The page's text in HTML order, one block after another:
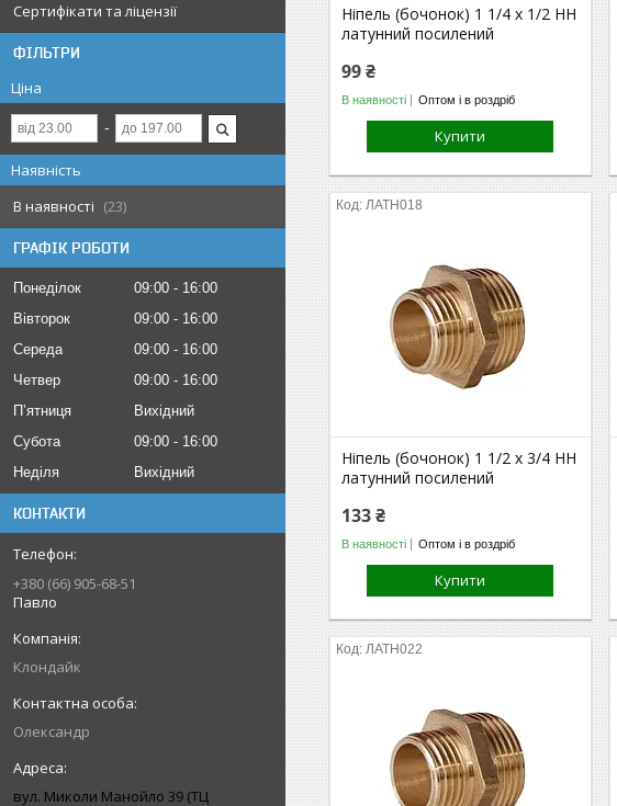
Сертифікати та ліцензії
ФІЛЬТРИ
Ціна
Наявність
В наявності
23
ГРАФІК РОБОТИ
Понеділок 09:00
16:00
Вівторок
09:00
16:00
Середа
09:00
16:00
Четвер
09:00
16:00
Пʼятниця
Вихідний
Субота
09:00
16:00
Неділя
Вихідний
КОНТАКТИ
+380 (66) 905-68-51
Павло
Клондайк
Олександр
вул. Миколи Манойло 39 (ТЦ
Ніпель (бочонок) 1 1/4 х 1/2 НН
латунний посилений
99 ₴
В наявності Оптом і в роздріб
Купити
ЛАТН018
Ніпель (бочонок) 1 1/2 х 3/4 НН
латунний посилений
133 ₴
В наявності Оптом і в роздріб
Купити
ЛАТН022